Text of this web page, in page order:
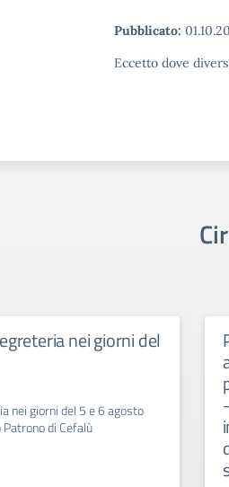
Pubblicato:
Eccetto dove
nei giorni del
nei giorni del 5 e 6 agosto
di Cefalù